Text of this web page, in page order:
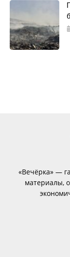
«Вечёрка» —
материалы,